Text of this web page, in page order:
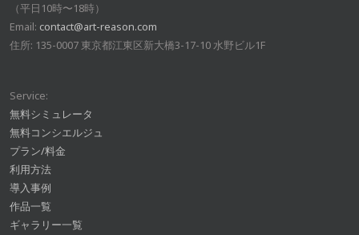
（平日10時〜18時）
Email: contact@art-reason.com
住所: 135-0007 東京都江東区新大橋3-17-10 水野ビル1F
Service:
無料シミュレータ
無料コンシエルジュ
プラン/料金
利用方法
導入事例
作品一覧
ギャラリー一覧